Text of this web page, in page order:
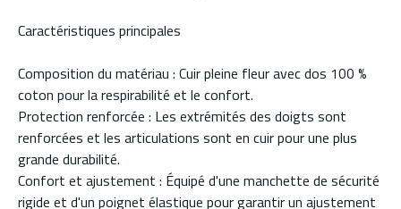
Caractéristiques principales
Composition du matériau : Cuir pleine fleur avec dos 100 %
coton pour la respirabilité et le confort.
Protection renforcée : Les extrémités des doigts sont
renforcées et les articulations sont en cuir pour une plus
grande durabilité.
Confort et ajustement : Équipé d'une manchette de sécurité
rigide et d'un poignet élastique pour garantir un ajustement